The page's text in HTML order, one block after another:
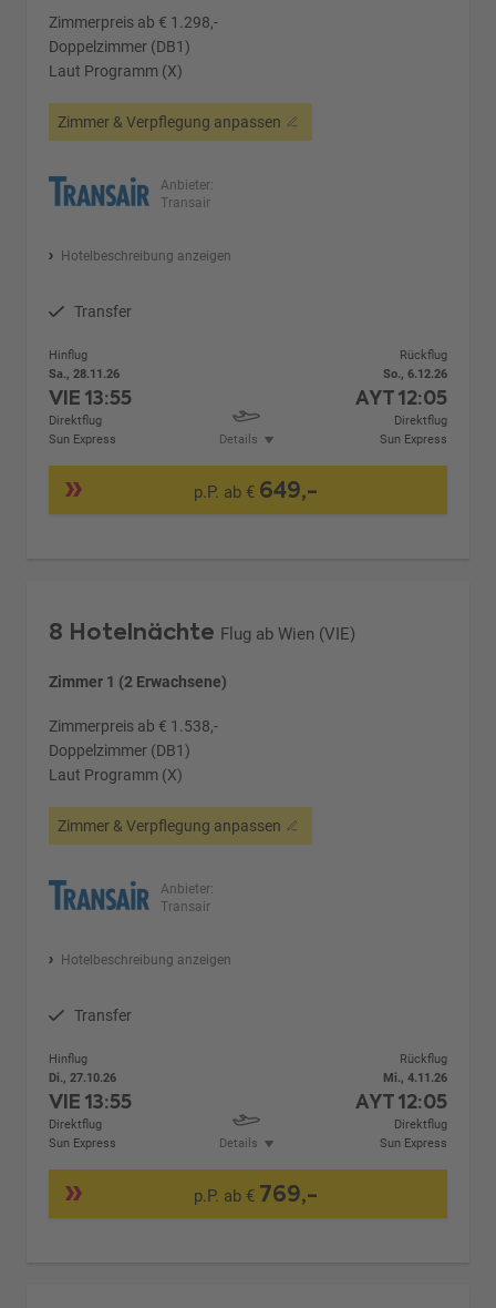
Zimmerpreis ab € 1.298,-
Doppelzimmer (DB1)
Laut Programm (X)
Zimmer & Verpflegung anpassen
Anbieter:
Transair
Hotelbeschreibung anzeigen
Transfer
Hinflug
Sa., 28.11.26
VIE13:55
Direktflug
Sun Express
Details
Rückflug
So., 6.12.26
AYT12:05
Direktflug
Sun Express
p.P. ab € 649,-
8 Hotelnächte Flug ab Wien (VIE)
Zimmer 1 (2 Erwachsene)
Zimmerpreis ab € 1.538,-
Doppelzimmer (DB1)
Laut Programm (X)
Zimmer & Verpflegung anpassen
Anbieter:
Transair
Hotelbeschreibung anzeigen
Transfer
Hinflug
Di., 27.10.26
VIE13:55
Direktflug
Sun Express
Details
Rückflug
Mi., 4.11.26
AYT12:05
Direktflug
Sun Express
p.P. ab € 769,-